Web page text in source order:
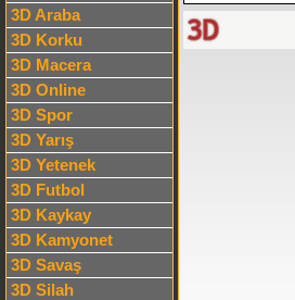
3D Araba
3D Korku
3D Macera
3D Online
3D Spor
3D Yarış
3D Yetenek
3D Futbol
3D Kaykay
3D Kamyonet
3D Savaş
3D Silah